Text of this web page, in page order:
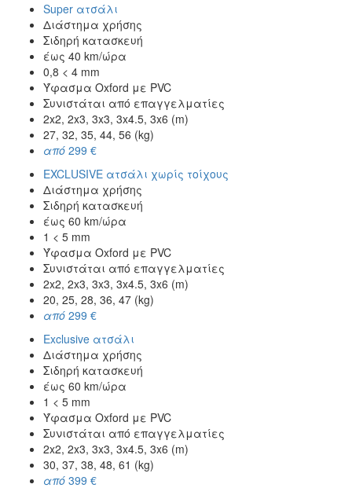
Super ατσάλι
Διάστημα χρήσης
Σιδηρή κατασκευή
έως 40 km/ώρα
0,8 < 4 mm
Ύφασμα Oxford με PVC
Συνιστάται από επαγγελματίες
2x2, 2x3, 3x3, 3x4.5, 3x6 (m)
27, 32, 35, 44, 56 (kg)
από 299 €
EXCLUSIVE ατσάλι χωρίς τοίχους
Διάστημα χρήσης
Σιδηρή κατασκευή
έως 60 km/ώρα
1 < 5 mm
Ύφασμα Oxford με PVC
Συνιστάται από επαγγελματίες
2x2, 2x3, 3x3, 3x4.5, 3x6 (m)
20, 25, 28, 36, 47 (kg)
από 299 €
Exclusive ατσάλι
Διάστημα χρήσης
Σιδηρή κατασκευή
έως 60 km/ώρα
1 < 5 mm
Ύφασμα Oxford με PVC
Συνιστάται από επαγγελματίες
2x2, 2x3, 3x3, 3x4.5, 3x6 (m)
30, 37, 38, 48, 61 (kg)
από 399 €